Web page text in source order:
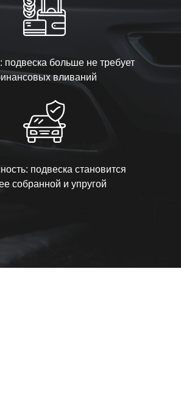
подвеска больше не требует
вливаний
подвеска становится
собранной и упругой